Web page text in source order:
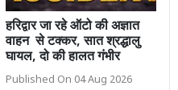
हरिद्वार जा रहे ऑटो की अज्ञात
वाहन से टक्कर, सात श्रद्धालु
घायल, दो की हालत गंभीर
Published On 04 Aug 2026